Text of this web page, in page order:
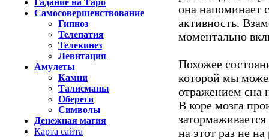
Гадание на Таро
Самосовершенствование
Гипноз
Телепатия
Телекинез
Левитация
Амулеты
Камни
Талисманы
Обереги
Символы
Денежная магия
Карта сайта
она напоминает
активность.
моментально
Похожее
которой мы
отражением сна
В коре мозга
на этот раз не